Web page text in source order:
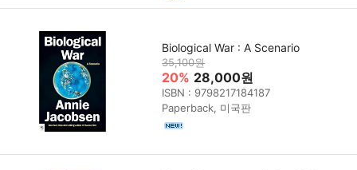
Biological War : A Scenario
35,100원
20% 28,000원
ISBN : 9798217184187
Paperback, 미국판